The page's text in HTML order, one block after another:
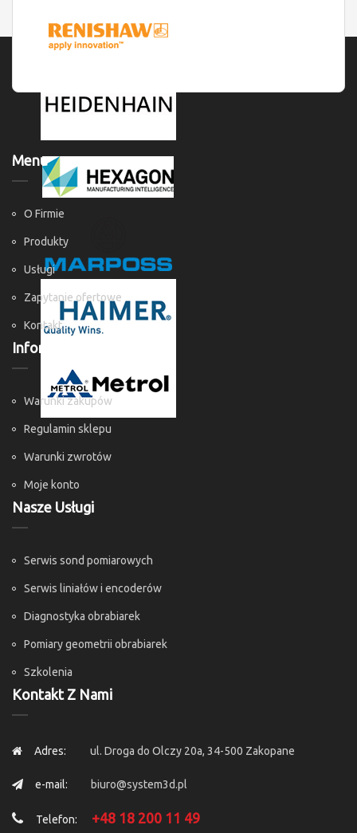
Menu
O Firmie
Produkty
Usługi
Zapytanie ofertowe
Kontakt
Informacje
Warunki zakupów
Regulamin sklepu
Warunki zwrotów
Moje konto
Nasze Usługi
Serwis sond pomiarowych
Serwis liniałów i encoderów
Diagnostyka obrabiarek
Pomiary geometrii obrabiarek
Szkolenia
Kontakt Z Nami
Adres: ul. Droga do Olczy 20a, 34-500 Zakopane
e-mail: biuro@system3d.pl
Telefon: +48 18 200 11 49